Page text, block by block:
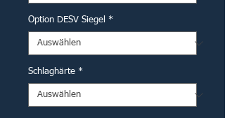
Option DESV Siegel *
Schlaghärte *